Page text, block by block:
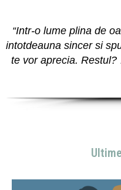
“Intr-o lume plina de
intotdeauna sincer si
te vor aprecia. Restul?